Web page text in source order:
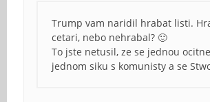
Trump vam naridil hrabat listi.
cetari, nebo nehrabal? 🙂
To jste netusil, ze se jednou
jednom siku s komunisty a se